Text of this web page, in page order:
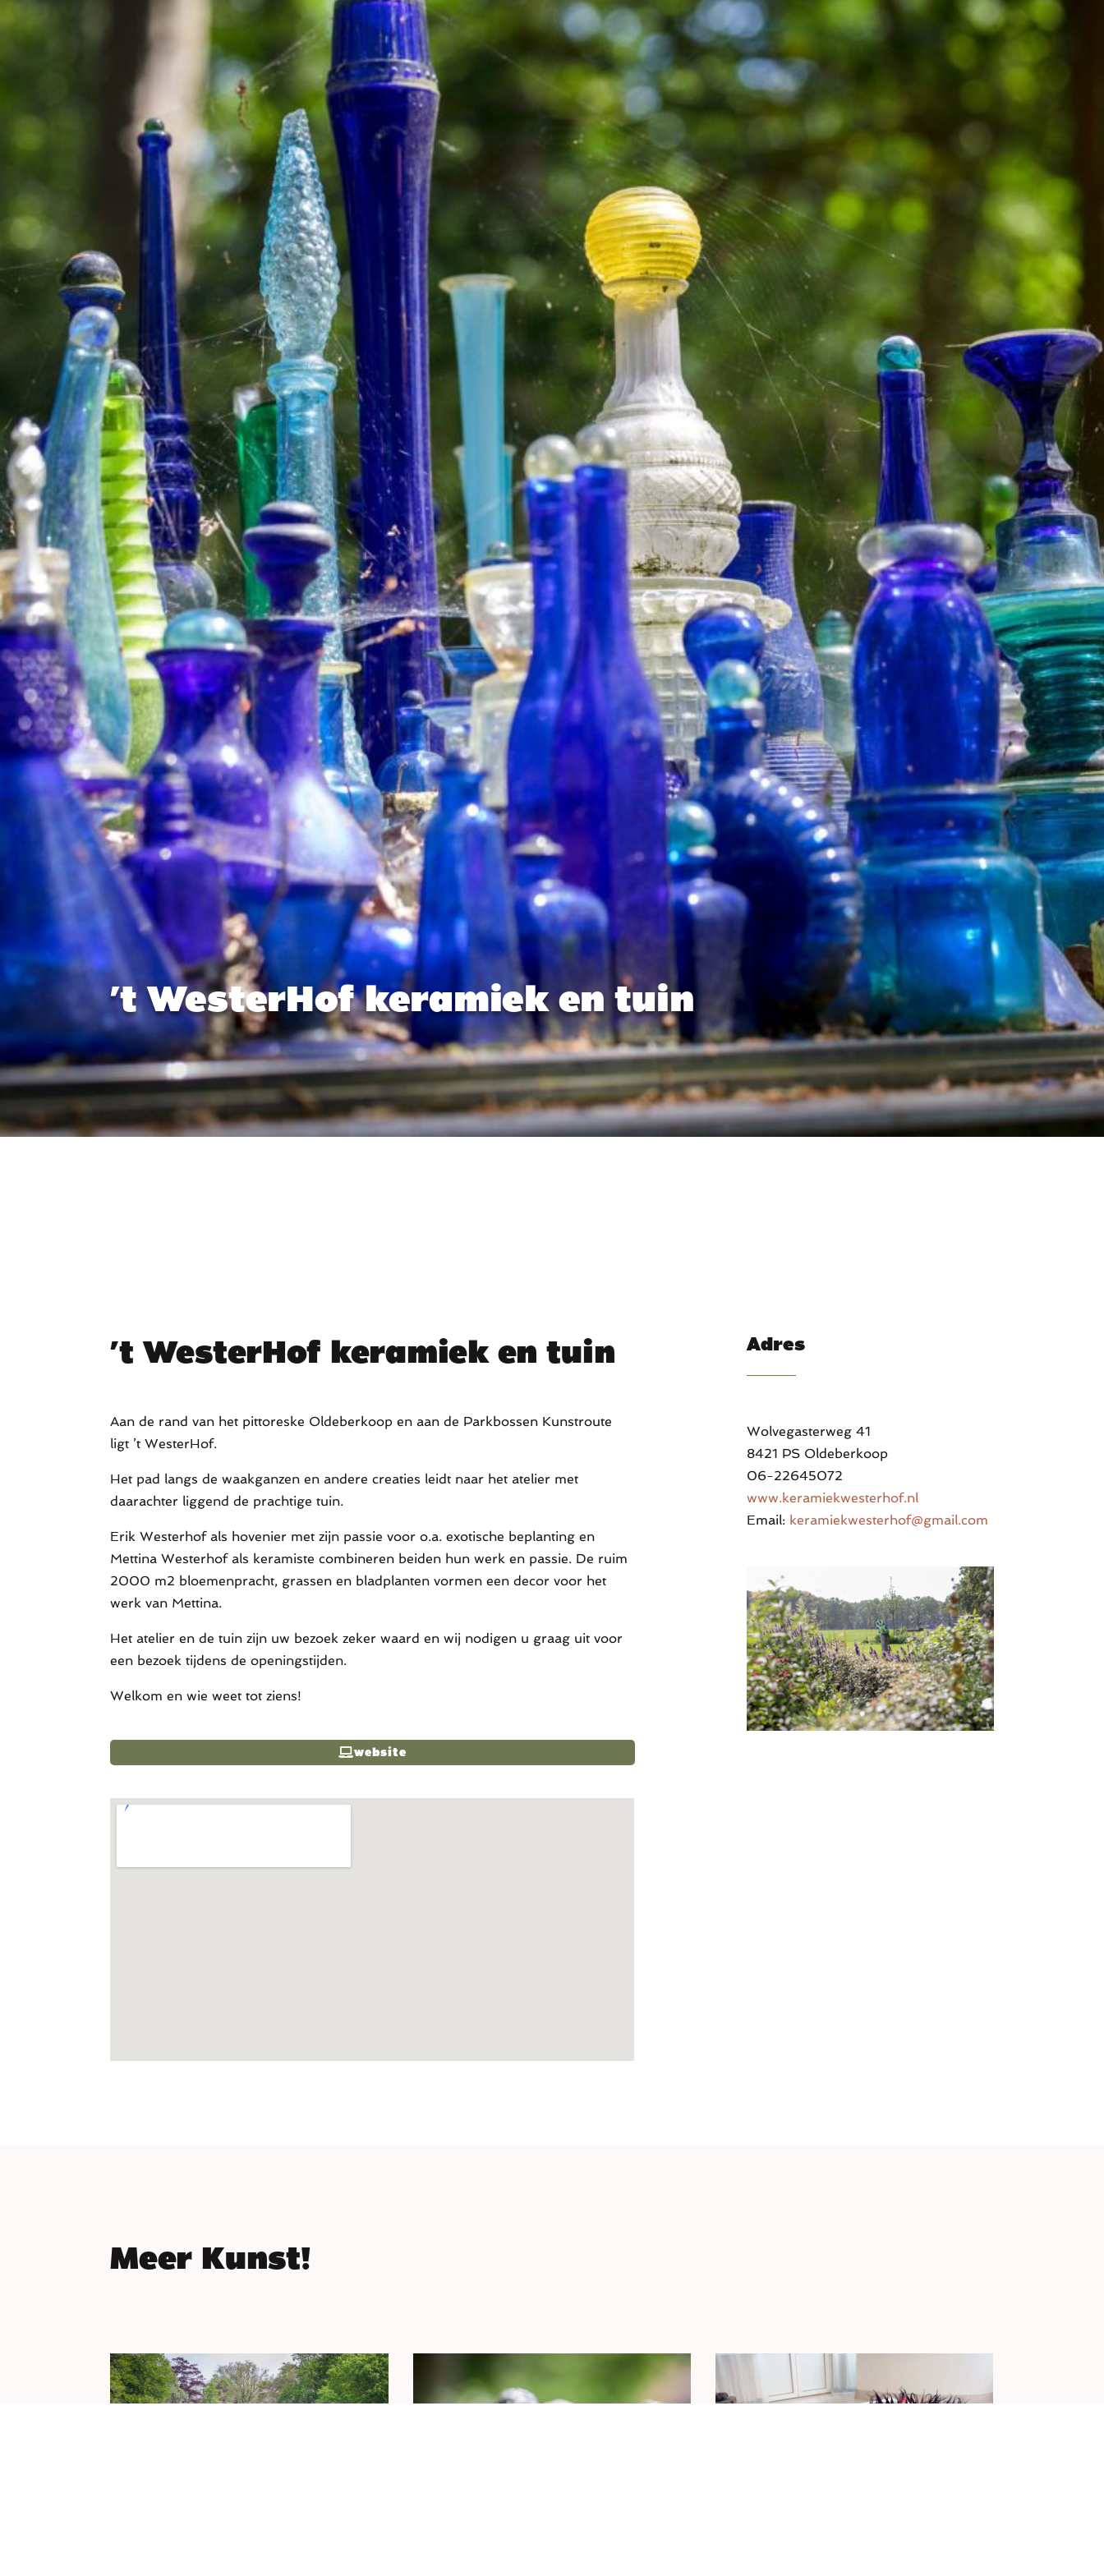
’t WesterHof keramiek en tuin
’t WesterHof keramiek en tuin
Aan de rand van het pittoreske Oldeberkoop en aan de Parkbossen Kunstroute
ligt ’t WesterHof.
Het pad langs de waakganzen en andere creaties leidt naar het atelier met
daarachter liggend de prachtige tuin.
Erik Westerhof als hovenier met zijn passie voor o.a. exotische beplanting en
Mettina Westerhof als keramiste combineren beiden hun werk en passie. De ruim
2000 m2 bloemenpracht, grassen en bladplanten vormen een decor voor het
werk van Mettina.
Het atelier en de tuin zijn uw bezoek zeker waard en wij nodigen u graag uit voor
een bezoek tijdens de openingstijden.
Welkom en wie weet tot ziens!
website
Adres
Wolvegasterweg 41
8421 PS Oldeberkoop
06-22645072
www.keramiekwesterhof.nl
Email: keramiekwesterhof@gmail.com
Meer Kunst!